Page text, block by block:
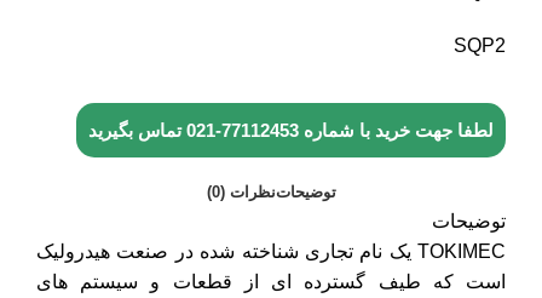
SQP2
لطفا جهت خرید با شماره 77112453-021 تماس بگیرید
توضیحاتنظرات (0)
توضیحات
TOKIMEC یک نام تجاری شناخته شده در صنعت هیدرولیک
است که طیف گسترده ای از قطعات و سیستم های